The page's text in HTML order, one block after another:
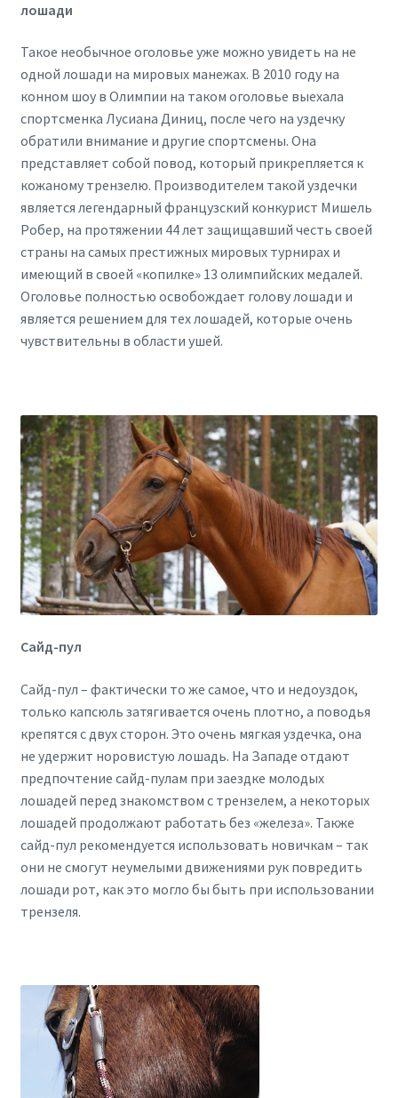
лошади
Такое необычное оголовье уже можно увидеть на не
одной лошади на мировых манежах. В 2010 году на
конном шоу в Олимпии на таком оголовье выехала
спортсменка Лусиана Диниц, после чего на уздечку
обратили внимание и другие спортсмены. Она
представляет собой повод, который прикрепляется к
кожаному трензелю. Производителем такой уздечки
является легендарный французский конкурист Мишель
Робер, на протяжении 44 лет защищавший честь своей
страны на самых престижных мировых турнирах и
имеющий в своей «копилке» 13 олимпийских медалей.
Оголовье полностью освобождает голову лошади и
является решением для тех лошадей, которые очень
чувствительны в области ушей.
Сайд-пул
Сайд-пул – фактически то же самое, что и недоуздок,
только капсюль затягивается очень плотно, а поводья
крепятся с двух сторон. Это очень мягкая уздечка, она
не удержит норовистую лошадь. На Западе отдают
предпочтение сайд-пулам при заездке молодых
лошадей перед знакомством с трензелем, а некоторых
лошадей продолжают работать без «железа». Также
сайд-пул рекомендуется использовать новичкам – так
они не смогут неумелыми движениями рук повредить
лошади рот, как это могло бы быть при использовании
трензеля.